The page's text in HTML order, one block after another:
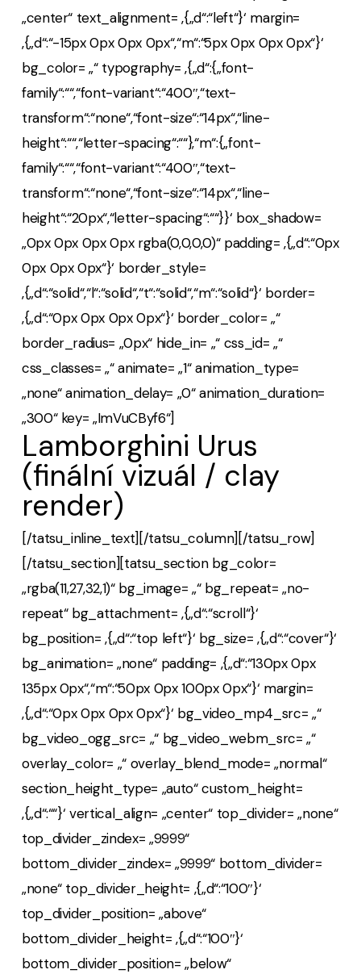
„center“ text_alignment= ‚{„d“:“left“}‘ margin=
‚{„d“:“-15px 0px 0px 0px“,“m“:“5px 0px 0px 0px“}‘
bg_color= „“ typography= ‚{„d“:{„font-
family“:““,“font-variant“:“400″,“text-
transform“:“none“,“font-size“:“14px“,“line-
height“:““,“letter-spacing“:““},“m“:{„font-
family“:““,“font-variant“:“400″,“text-
transform“:“none“,“font-size“:“14px“,“line-
height“:“20px“,“letter-spacing“:““}}‘ box_shadow=
„0px 0px 0px 0px rgba(0,0,0,0)“ padding= ‚{„d“:“0px
0px 0px 0px“}‘ border_style=
‚{„d“:“solid“,“l“:“solid“,“t“:“solid“,“m“:“solid“}‘ border=
‚{„d“:“0px 0px 0px 0px“}‘ border_color= „“
border_radius= „0px“ hide_in= „“ css_id= „“
css_classes= „“ animate= „1“ animation_type=
„none“ animation_delay= „0“ animation_duration=
„300“ key= „ImVuCByf6“]
Lamborghini Urus
(finální vizuál / clay
render)
[/tatsu_inline_text][/tatsu_column][/tatsu_row]
[/tatsu_section][tatsu_section bg_color=
„rgba(11,27,32,1)“ bg_image= „“ bg_repeat= „no-
repeat“ bg_attachment= ‚{„d“:“scroll“}‘
bg_position= ‚{„d“:“top left“}‘ bg_size= ‚{„d“:“cover“}‘
bg_animation= „none“ padding= ‚{„d“:“130px 0px
135px 0px“,“m“:“50px 0px 100px 0px“}‘ margin=
‚{„d“:“0px 0px 0px 0px“}‘ bg_video_mp4_src= „“
bg_video_ogg_src= „“ bg_video_webm_src= „“
overlay_color= „“ overlay_blend_mode= „normal“
section_height_type= „auto“ custom_height=
‚{„d“:““}‘ vertical_align= „center“ top_divider= „none“
top_divider_zindex= „9999“
bottom_divider_zindex= „9999“ bottom_divider=
„none“ top_divider_height= ‚{„d“:“100″}‘
top_divider_position= „above“
bottom_divider_height= ‚{„d“:“100″}‘
bottom_divider_position= „below“